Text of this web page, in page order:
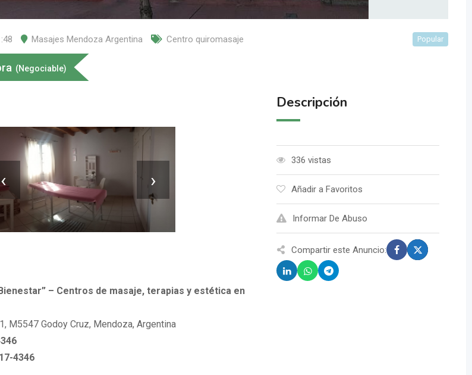
Masajes Mendoza Argentina Centro quiromasaje Popular
(Negociable)
‹ ›
Bienestar” – Centros de masaje, terapias y estética en
M5547 Godoy Cruz, Mendoza, Argentina
4346
Descripción
336 vistas
Añadir a Favoritos
Informar De Abuso
Compartir este Anuncio: